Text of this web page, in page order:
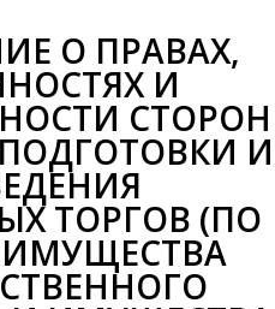
О ПРАВАХ,
И
СТОРОН
И
ТОРГОВ (ПО